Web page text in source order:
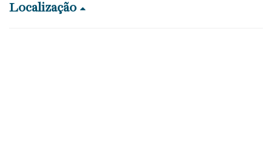
Localização